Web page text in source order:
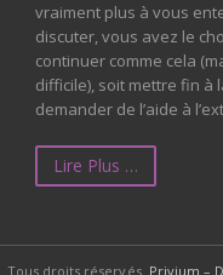
vraiment plus à vous
discuter, vous avez le
continuer comme cela
difficile), soit mettre fin à
demander de l’aide à
Lire Plus …
Tous droits réservés. Privium –